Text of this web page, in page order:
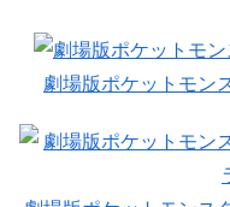
劇場版ポケットモン